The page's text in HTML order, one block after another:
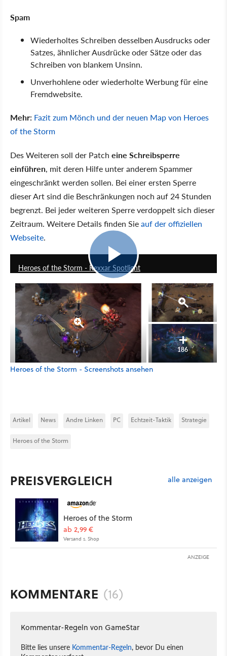
Spam
Wiederholtes Schreiben desselben Ausdrucks oder
Satzes, ähnlicher Ausdrücke oder Sätze oder das
Schreiben von blankem Unsinn.
Unverhohlene oder wiederholte Werbung für eine
Fremdwebsite.
Mehr: Fazit zum Mönch und der neuen Map von Heroes
of the Storm
Des Weiteren soll der Patch eine Schreibsperre
einführen, mit deren Hilfe unter anderem Spammer
eingeschränkt werden sollen. Bei einer ersten Sperre
dieser Art sind die Beschränkungen noch auf 24 Stunden
begrenzt. Bei jeder weiteren Sperre verdoppelt sich dieser
Zeitraum. Weitere Details finden Sieauf der offiziellen
Webseite.
Heroes of the Storm - Rexxar Spotlight
186
Heroes of the Storm - Screenshots ansehen
Artikel News Andre Linken PC Echtzeit-Taktik Strategie
Heroes of the Storm
PREISVERGLEICH alle anzeigen
Heroes of the Storm
ab 2,99 €
Versand s. Shop
ANZEIGE
KOMMENTARE (16)
Kommentar-Regeln von GameStar
Bitte lies unsere Kommentar-Regeln, bevor Du einen